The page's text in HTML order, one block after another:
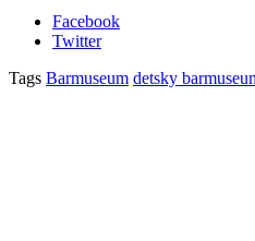
Facebook
Twitter
Tags Barmuseum detsky